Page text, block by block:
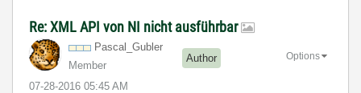
Re: XML API von NI nicht ausführbar
Pascal_Gubler
Member
Author
‎07-28-2016 05:45 AM
Options